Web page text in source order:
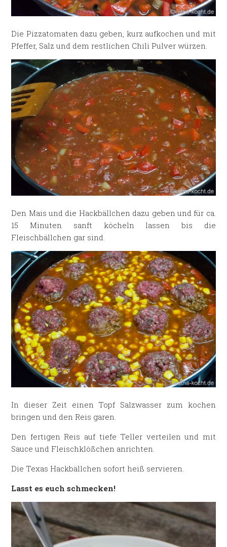
Die Pizzatomaten dazu geben, kurz aufkochen und mit
Pfeffer, Salz und dem restlichen Chili Pulver würzen.
Den Mais und die Hackbällchen dazu geben und für ca.
15 Minuten sanft köcheln lassen bis die
Fleischbällchen gar sind.
In dieser Zeit einen Topf Salzwasser zum kochen
bringen und den Reis garen.
Den fertigen Reis auf tiefe Teller verteilen und mit
Sauce und Fleischklößchen anrichten.
Die Texas Hackbällchen sofort heiß servieren.
Lasst es euch schmecken!